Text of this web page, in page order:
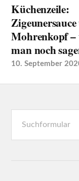
Küchenzeile:
Mohrenkopf –
man noch
10. September